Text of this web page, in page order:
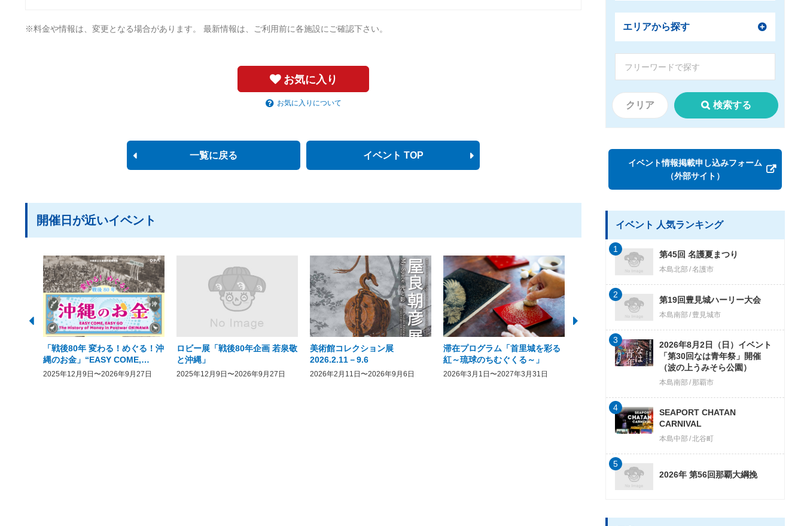
※料金や情報は、変更となる場合があります。 最新情報は、ご利用前に各施設にご確認下さい。
お気に入り
お気に入りについて
一覧に戻る イベント TOP
開催日が近いイベント
「戦後80年 変わる！めぐる！沖
縄のお金」“EASY COME,
EASY GO － The History of
2025年12月9日〜2026年9月27日
ロビー展「戦後80年企画 若泉敬
と沖縄」
2025年12月9日〜2026年9月27日
美術館コレクション展
2026.2.11－9.6
2026年2月11日〜2026年9月6日
滞在プログラム「首里城を彩る
紅～琉球のちむぐくる～」
2026年3月1日〜2027年3月31日
2026年度 かりゆしビーチ営業
期間および営業時間のお知らせ
2026年3月5日〜2026年10月31日
【期間限定】オーシャ
開催について
2026年3月20日〜2026年11
エリアから探す
クリア 検索する
イベント情報掲載申し込みフォーム
（外部サイト）
イベント 人気ランキング
第45回 名護夏まつり
本島北部 名護市
1
第19回豊見城ハーリー大会
本島南部 豊見城市
2
2026年8月2日（日）イベント
「第30回なは青年祭」開催
（波の上うみそら公園）
本島南部 那覇市
3
SEAPORT CHATAN
CARNIVAL
本島中部 北谷町
4
2026年 第56回那覇大綱挽
5